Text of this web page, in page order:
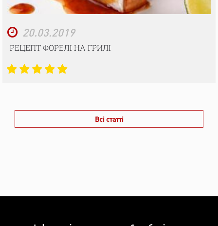
20.03.2019
РЕЦЕПТ ФОРЕЛІ НА ГРИЛІ
Всі статті